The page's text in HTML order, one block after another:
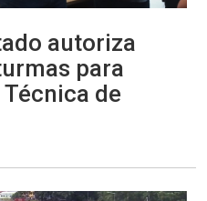
autoriza
para
de